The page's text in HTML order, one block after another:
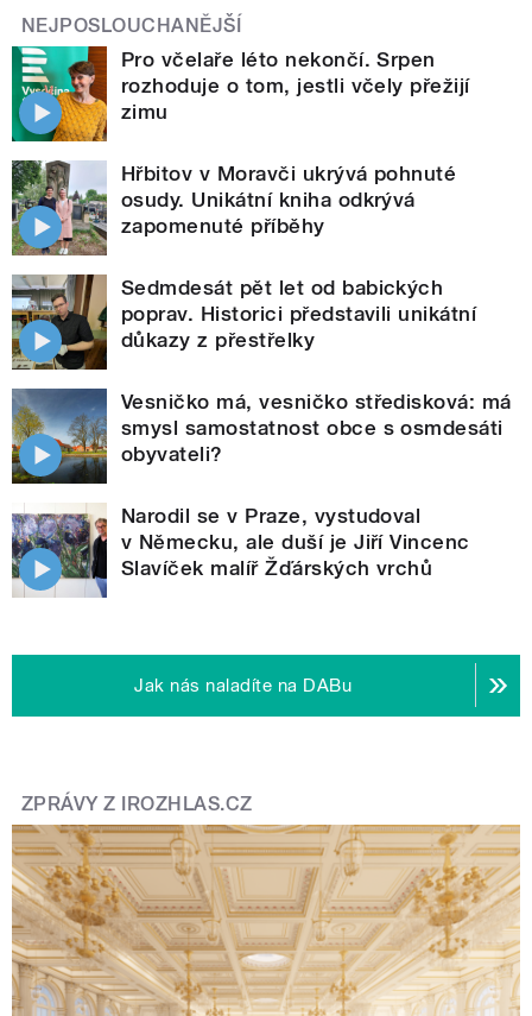
NEJPOSLOUCHANĚJŠÍ
Pro včelaře léto nekončí. Srpen
rozhoduje o tom, jestli včely přežijí
zimu
Hřbitov v Moravči ukrývá pohnuté
osudy. Unikátní kniha odkrývá
zapomenuté příběhy
Sedmdesát pět let od babických
poprav. Historici představili unikátní
důkazy z přestřelky
Vesničko má, vesničko středisková: má
smysl samostatnost obce s osmdesáti
obyvateli?
Narodil se v Praze, vystudoval
v Německu, ale duší je Jiří Vincenc
Slavíček malíř Žďárských vrchů
Jak nás naladíte na DABu
ZPRÁVY Z IROZHLAS.CZ